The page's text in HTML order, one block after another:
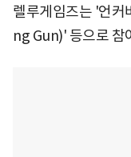
렐루게임즈는 '언
ng Gun)' 등으로 참